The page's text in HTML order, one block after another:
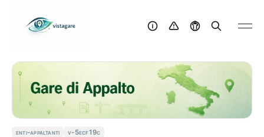
enti-appaltanti v-5ecf19c